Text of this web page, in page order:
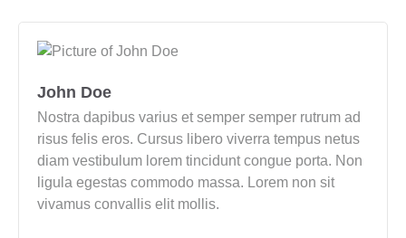
John Doe
Nostra dapibus varius et semper semper rutrum ad
risus felis eros. Cursus libero viverra tempus netus
diam vestibulum lorem tincidunt congue porta. Non
ligula egestas commodo massa. Lorem non sit
vivamus convallis elit mollis.